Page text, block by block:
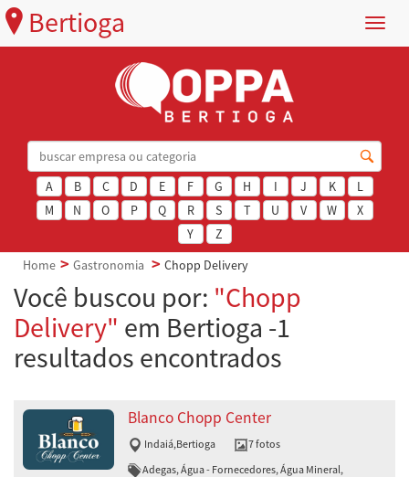
Menu
Bertioga
A B C D E F G H I J K
L
M
N O P Q R S T U V W
X
Y
Z
Home
Gastronomia Chopp Delivery
Você buscou por: "Chopp
Delivery" em Bertioga -1
resultados encontrados
Blanco Chopp Center
Indaiá,Bertioga
7 fotos
Adegas, Água - Fornecedores, Água Mineral,